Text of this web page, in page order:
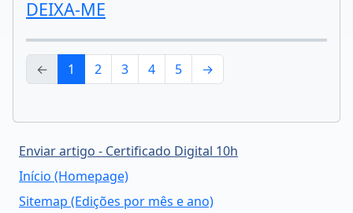
DEIXA-ME
← 1 2 3 4 5 →
Enviar artigo - Certificado Digital 10h
Início (Homepage)
Sitemap (Edições por mês e ano)